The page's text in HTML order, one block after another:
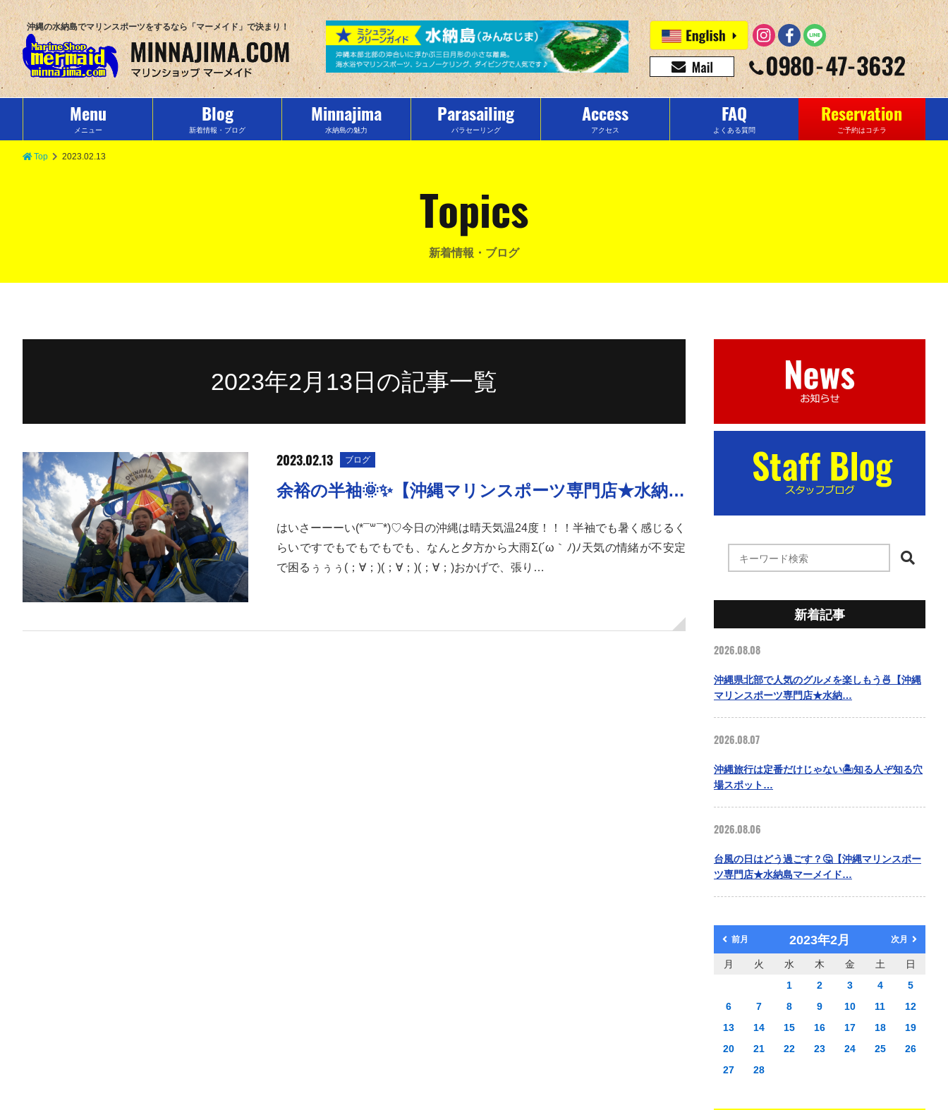
沖縄の水納島でマリンスポーツをするなら「マーメイド」で決まり！
Menu
メニュー
Blog
新着情報・ブログ
Minnajima
水納島の魅力
Parasailing
パラセーリング
Access
アクセス
FAQ
よくある質問
Reservation
ご予約はコチラ
Top 2023.02.13
Topics
新着情報・ブログ
2023年2月13日の記事一覧
2023.02.13 ブログ
余裕の半袖🌞✨【沖縄マリンスポーツ専門店★水納…
はいさーーーい(*¯꒳¯*)♡今日の沖縄は晴天気温24度！！！半袖でも暑く感じるく
らいですでもでもでもでも、なんと夕方から大雨Σ(´ω｀ﾉ)ﾉ天気の情緒が不安定
で困るぅぅぅ(；∀；)(；∀；)(；∀；)おかげで、張り…
新着記事
2026.08.08
沖縄県北部で人気のグルメを楽しもう🍜【沖縄
マリンスポーツ専門店★水納…
2026.08.07
沖縄旅行は定番だけじゃない🏝️知る人ぞ知る穴
場スポット…
2026.08.06
台風の日はどう過ごす？🤔【沖縄マリンスポー
ツ専門店★水納島マーメイド…
前月 2023年2月 次月
月 火 水 木 金 土
日
1
2 3 4
5
6
7 8 9 10 11
12
13
14 15 16 17 18
19
20
21 22 23 24 25
26
27
28